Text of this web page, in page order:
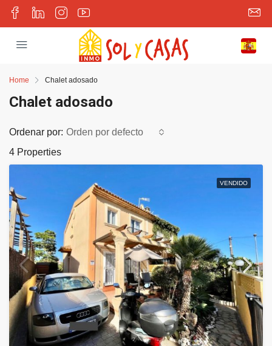
Home Chalet adosado
Chalet adosado
4 Properties
Ordenar por: Orden por defecto
VENDIDO